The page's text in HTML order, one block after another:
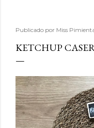
Publicado por Miss
KETCHUP